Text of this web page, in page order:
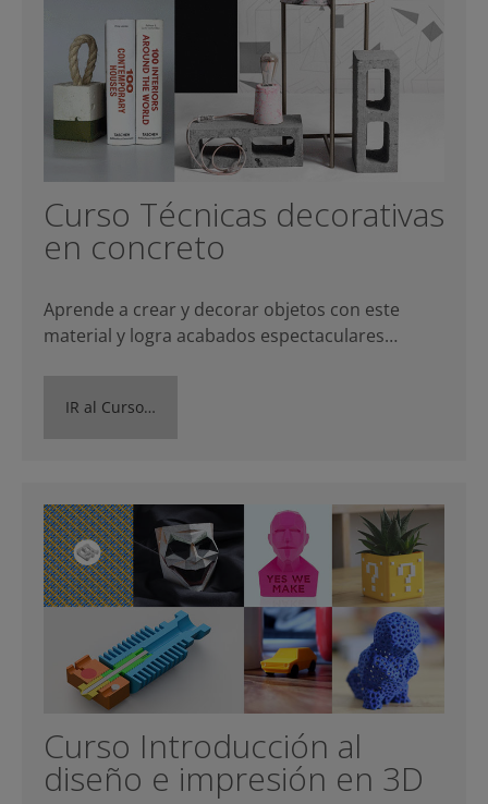
Curso Técnicas decorativas
en concreto
Aprende a crear y decorar objetos con este
material y logra acabados espectaculares…
IR al Curso…
Curso Introducción al
diseño e impresión en 3D